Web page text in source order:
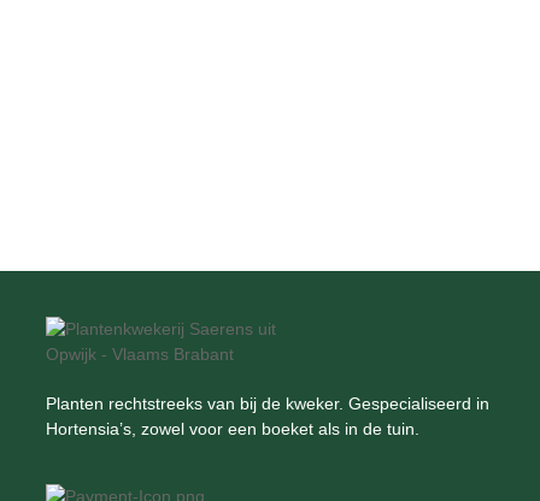
Planten rechtstreeks van bij de kweker. Gespecialiseerd in
Hortensia’s, zowel voor een boeket als in de tuin.